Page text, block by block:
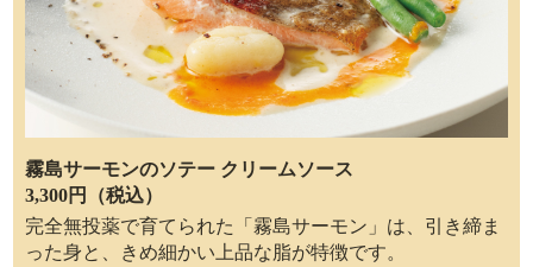
霧島サーモンのソテー クリームソース
3,300円（税込）
完全無投薬で育てられた「霧島サーモン」は、引き締ま
った身と、きめ細かい上品な脂が特徴です。